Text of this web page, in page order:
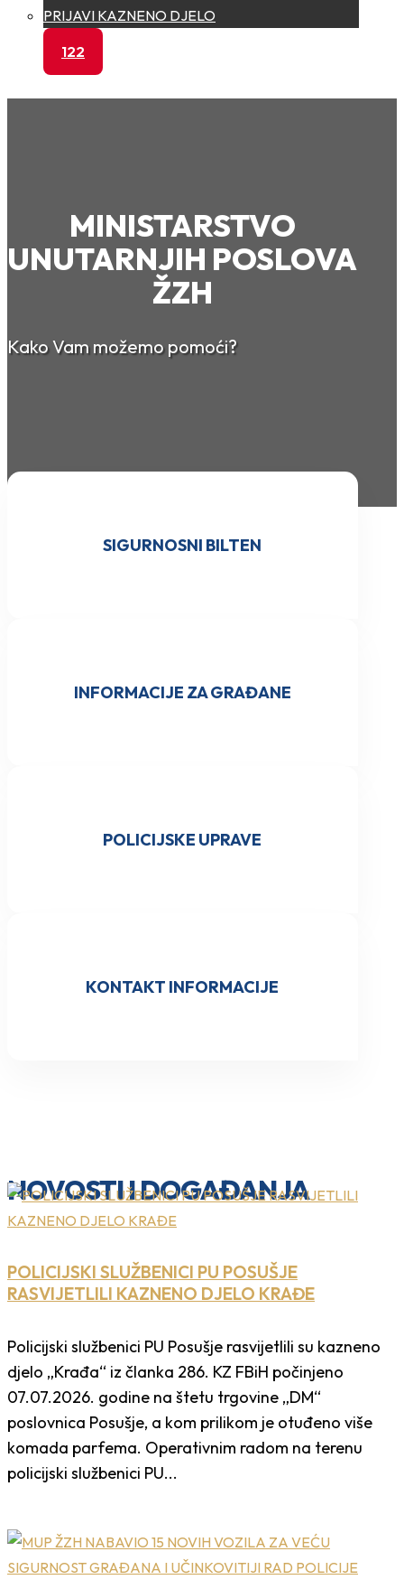
PRIJAVI KAZNENO DJELO
122
MINISTARSTVO
UNUTARNJIH POSLOVA
ŽZH
Kako Vam možemo pomoći?
SIGURNOSNI BILTEN
INFORMACIJE ZA GRAĐANE
POLICIJSKE UPRAVE
KONTAKT INFORMACIJE
NOVOSTI I DOGAĐANJA
POLICIJSKI SLUŽBENICI PU POSUŠJE
RASVIJETLILI KAZNENO DJELO KRAĐE
Policijski službenici PU Posušje rasvijetlili su kazneno
djelo „Krađa“ iz članka 286. KZ FBiH počinjeno
07.07.2026. godine na štetu trgovine „DM“
poslovnica Posušje, a kom prilikom je otuđeno više
komada parfema. Operativnim radom na terenu
policijski službenici PU...